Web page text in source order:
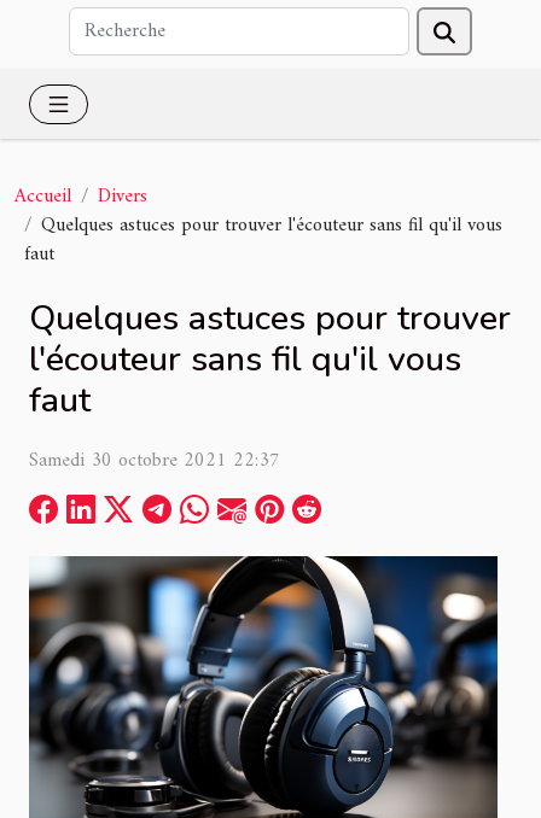
Accueil
Divers
Quelques astuces pour trouver l'écouteur sans fil qu'il vous
faut
Quelques astuces pour trouver
l'écouteur sans fil qu'il vous
faut
Samedi 30 octobre 2021 22:37